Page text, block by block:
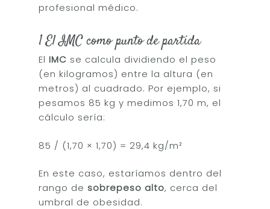
profesional médico.
1 El IMC como punto de partida
El IMC se calcula dividiendo el peso
(en kilogramos) entre la altura (en
metros) al cuadrado. Por ejemplo, si
pesamos 85 kg y medimos 1,70 m, el
cálculo sería:
85 / (1,70 × 1,70) = 29,4 kg/m²
En este caso, estaríamos dentro del
rango desobrepeso alto, cerca del
umbral de obesidad.